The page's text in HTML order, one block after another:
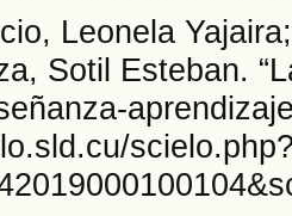
Leonela
Sotil Esteban.